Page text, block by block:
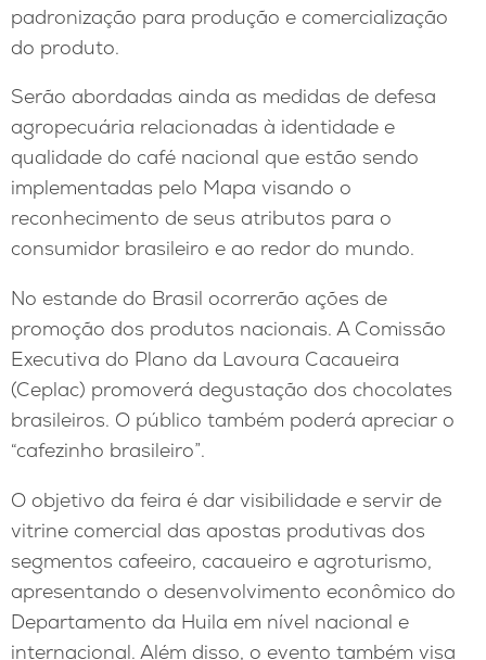
padronização para produção e comercialização
do produto.
Serão abordadas ainda as medidas de defesa
agropecuária relacionadas à identidade e
qualidade do café nacional que estão sendo
implementadas pelo Mapa visando o
reconhecimento de seus atributos para o
consumidor brasileiro e ao redor do mundo.
No estande do Brasil ocorrerão ações de
promoção dos produtos nacionais. A Comissão
Executiva do Plano da Lavoura Cacaueira
(Ceplac) promoverá degustação dos chocolates
brasileiros. O público também poderá apreciar o
“cafezinho brasileiro”.
O objetivo da feira é dar visibilidade e servir de
vitrine comercial das apostas produtivas dos
segmentos cafeeiro, cacaueiro e agroturismo,
apresentando o desenvolvimento econômico do
Departamento da Huila em nível nacional e
internacional. Além disso, o evento também visa